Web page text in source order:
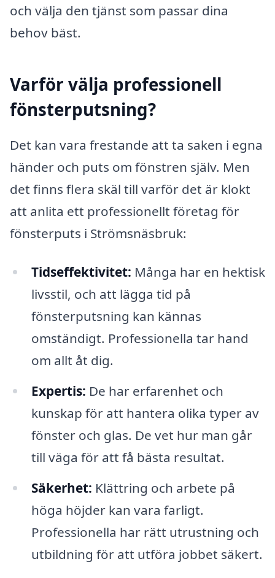
och välja den tjänst som passar dina
behov bäst.
Varför välja professionell
fönsterputsning?
Det kan vara frestande att ta saken i egna
händer och puts om fönstren själv. Men
det finns flera skäl till varför det är klokt
att anlita ett professionellt företag för
fönsterputs i Strömsnäsbruk:
Tidseffektivitet: Många har en hektisk
livsstil, och att lägga tid på
fönsterputsning kan kännas
omständigt. Professionella tar hand
om allt åt dig.
Expertis: De har erfarenhet och
kunskap för att hantera olika typer av
fönster och glas. De vet hur man går
till väga för att få bästa resultat.
Säkerhet: Klättring och arbete på
höga höjder kan vara farligt.
Professionella har rätt utrustning och
utbildning för att utföra jobbet säkert.